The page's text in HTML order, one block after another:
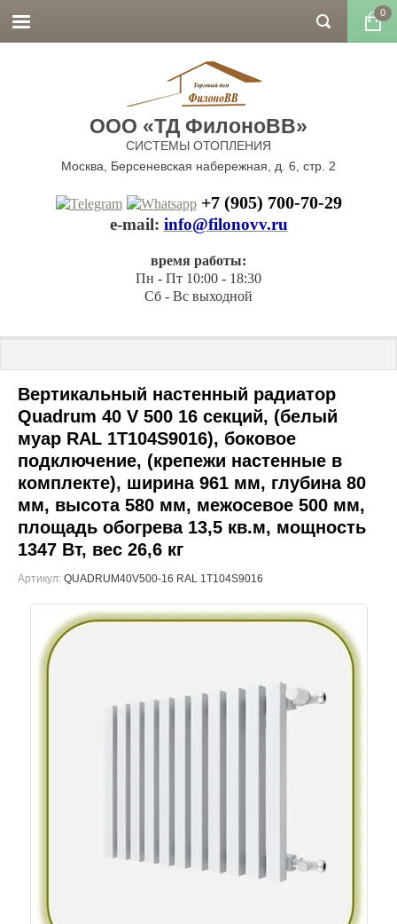
0
ООО «ТД ФилоноВВ»
СИСТЕМЫ ОТОПЛЕНИЯ
+7 (905) 700-70-29
е-mail: info@filonovv.ru
время работы:
Пн - Пт 10:00 - 18:30
Сб - Вс выходной
Москва, Берсеневская набережная, д. 6, стр. 2
Главная Радиаторы отопления Стальные радиаторы
Вертикальный настенный радиатор
Quadrum 40 V 500 16 секций, (белый
муар RAL 1Т104S9016), боковое
подключение, (крепежи настенные в
комплекте), ширина 961 мм, глубина 80
мм, высота 580 мм, межосевое 500 мм,
площадь обогрева 13,5 кв.м, мощность
1347 Вт, вес 26,6 кг
Артикул: QUADRUM40V500-16 RAL 1Т104S9016